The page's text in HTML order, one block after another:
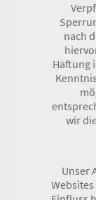
nach
Haftung
wir
Unser